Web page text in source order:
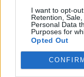
I want to opt-
Retention,
Personal Data
Purposes for
Opted Out
CONFIRM